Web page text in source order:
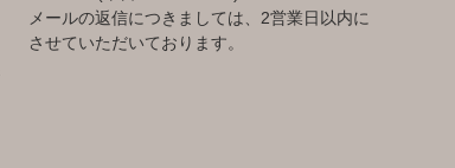
メールの返信につきましては、2営業日以内に
させていただいております。